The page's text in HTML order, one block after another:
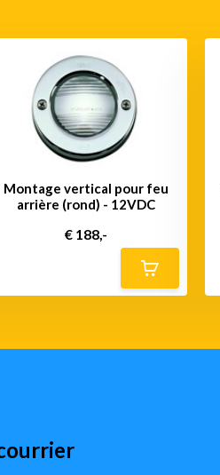
Montage vertical pour feu
arrière (rond) - 12VDC
€ 188,-